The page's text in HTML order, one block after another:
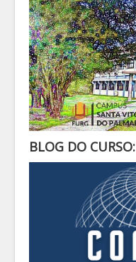
BLOG DO CURSO: